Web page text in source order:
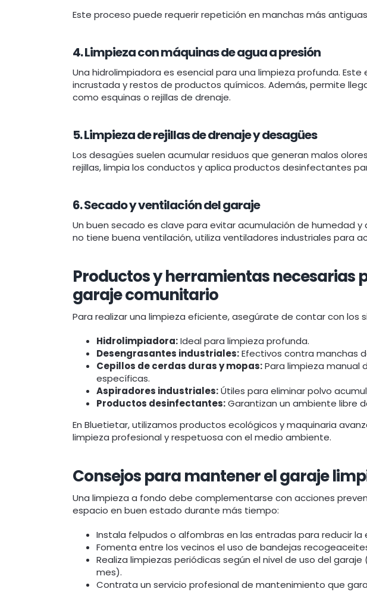
Este proceso puede requerir repetición en manchas más
4. Limpieza con máquinas de agua a presión
Una hidrolimpiadora es esencial para una limpieza profunda.
incrustada y restos de productos químicos. Además, permite
como esquinas o rejillas de drenaje.
5. Limpieza de rejillas de drenaje y desagües
Los desagües suelen acumular residuos que generan malos
rejillas, limpia los conductos y aplica productos desinfectantes
6. Secado y ventilación del garaje
Un buen secado es clave para evitar acumulación de humedad y
no tiene buena ventilación, utiliza ventiladores industriales para
Productos y herramientas necesarias
garaje comunitario
Para realizar una limpieza eficiente, asegúrate de contar con los
Hidrolimpiadora:Ideal para limpieza profunda.
Desengrasantes industriales:Efectivos contra manchas
Cepillos de cerdas duras y mopas:Para limpieza manual
específicas.
Aspiradores industriales:Útiles para eliminar polvo
Productos desinfectantes:Garantizan un ambiente libre
En Bluetietar, utilizamos productos ecológicos y maquinaria
limpieza profesional y respetuosa con el medio ambiente.
Consejos para mantener el garaje
Una limpieza a fondo debe complementarse con acciones
espacio en buen estado durante más tiempo:
Instala felpudos o alfombras en las entradas para reducir
Fomenta entre los vecinos el uso de bandejas
Realiza limpiezas periódicas según el nivel de uso del
mes).
Contrata un servicio profesional de mantenimiento que